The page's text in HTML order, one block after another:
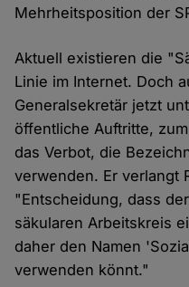
Mehrheitsposition der
Aktuell existieren die
Linie im Internet. Doch
Generalsekretär jetzt
öffentliche Auftritte,
das Verbot, die
verwenden. Er verlangt
"Entscheidung, dass
säkularen Arbeitskreis
daher den Namen
verwenden könnt."